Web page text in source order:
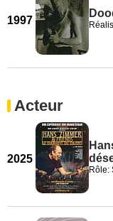
1997
Acteur
2025
Rôle: